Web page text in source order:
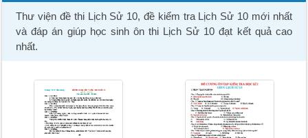
Thư viện đề thi Lịch Sử 10, đề kiểm tra Lịch Sử 10 mới nhất
và đáp án giúp học sinh ôn thi Lịch Sử 10 đạt kết quả cao
nhất.